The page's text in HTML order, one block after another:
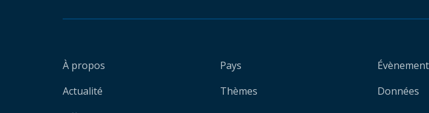
À propos
Actualité
Pays
Thèmes
Données